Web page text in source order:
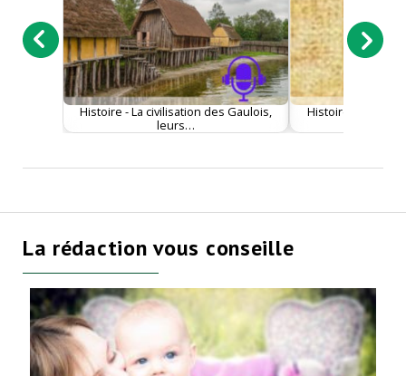
Histoire - La civilisation des Gaulois,
leurs…
Histoire - Dame
La rédaction vous conseille